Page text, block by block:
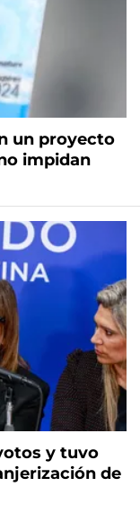
un proyecto
impidan
y tuvo
de